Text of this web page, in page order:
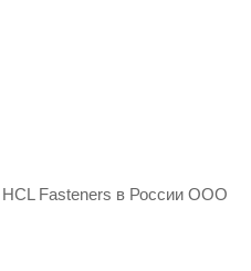
Fasteners в России ООО